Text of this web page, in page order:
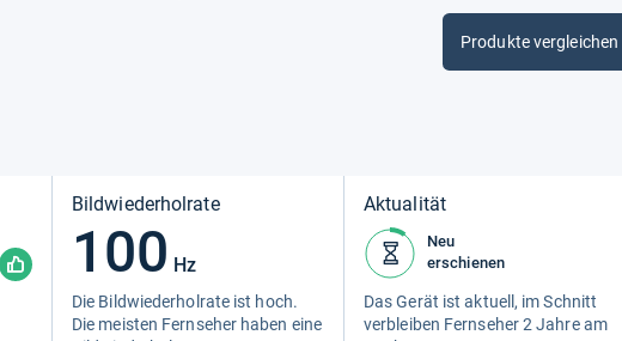
Produkte vergleichen
Bildwiederholrate
100 Hz
Die Bild­wie­der­hol­rate ist hoch.
Die meis­ten Fern­se­her haben eine
Aktualität
Neu
erschienen
Das Gerät ist aktu­ell, im Schnitt
ver­blei­ben Fern­se­her 2 Jahre am